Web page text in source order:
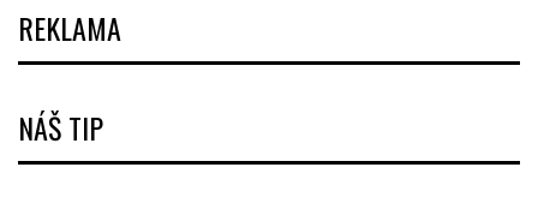
REKLAMA
NÁŠ TIP